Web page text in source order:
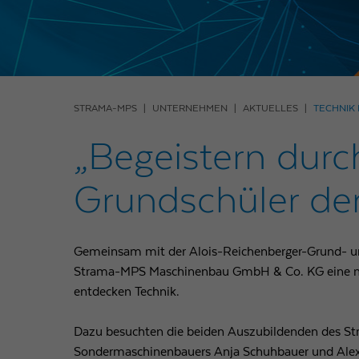
STRAMA-MPS UNTERNEHMEN AKTUELLES TECHNIK
„Begeistern
Grundschüler
Gemeinsam mit der Alois-Reichenberger-Grund-
Strama-MPS Maschinenbau GmbH & Co. KG eine
entdecken Technik.
Dazu besuchten die beiden Auszubildenden des
Sondermaschinenbauers Anja Schuhbauer und